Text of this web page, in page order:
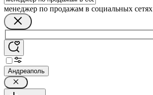
менеджер по продажам в социальных сетях
Андреаполь